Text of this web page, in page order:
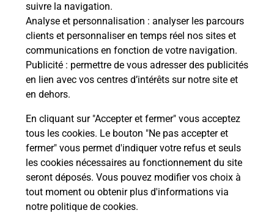
suivre la navigation.
Analyse et personnalisation : analyser les parcours
clients et personnaliser en temps réel nos sites et
communications en fonction de votre navigation.
Publicité : permettre de vous adresser des publicités
en lien avec vos centres d’intérêts sur notre site et
en dehors.
En cliquant sur "Accepter et fermer" vous acceptez
tous les cookies. Le bouton "Ne pas accepter et
fermer" vous permet d'indiquer votre refus et seuls
les cookies nécessaires au fonctionnement du site
seront déposés. Vous pouvez modifier vos choix à
tout moment ou obtenir plus d'informations via
notre politique de cookies.
Est-ce que je peux bénéficier de la 5G
avec La Poste Mobile ?
Est-ce que je peux utiliser mon forfait
à l’étranger avec La Poste Mobile ?
Est-ce que je peux payer mon
smartphone Samsung en plusieurs
fois avec La Poste Mobile ?
Est-ce que je peux assurer mon
smartphone Samsung ?